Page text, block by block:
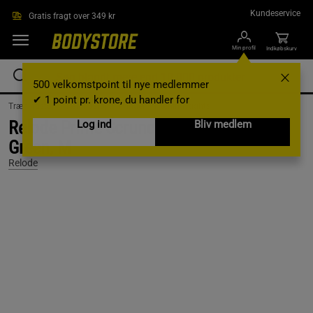
Gratis fragt over 349 kr Kundeservice
Min profil
500 velkomstpoint til nye medlemmer
✔ 1 point pr. krone, du handler for
Log ind
Bliv medlem
Indkøbskurv
Træningstøj /Træningstøj til kvinder / Træningstights
Relode Prime Scrunch Tights, Dusty
Green, M
Relode